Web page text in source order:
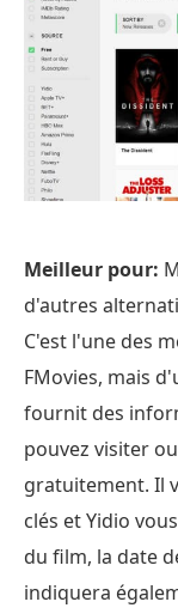
Meilleur pour:
d'autres
C'est l'une des
FMovies, mais
fournit des
pouvez visiter
gratuitement. Il
clés et Yidio
du film, la date
indiquera